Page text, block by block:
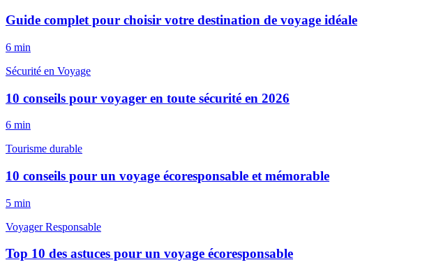
Guide complet pour choisir votre destination de voyage idéale
6 min
Sécurité en Voyage
10 conseils pour voyager en toute sécurité en 2026
6 min
Tourisme durable
10 conseils pour un voyage écoresponsable et mémorable
5 min
Voyager Responsable
Top 10 des astuces pour un voyage écoresponsable